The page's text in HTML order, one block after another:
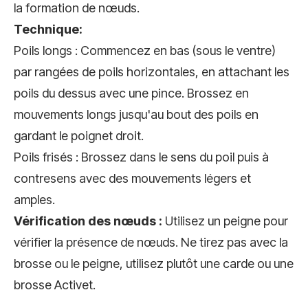
la formation de nœuds.
Technique:
Poils longs : Commencez en bas (sous le ventre)
par rangées de poils horizontales, en attachant les
poils du dessus avec une pince. Brossez en
mouvements longs jusqu'au bout des poils en
gardant le poignet droit.
Poils frisés : Brossez dans le sens du poil puis à
contresens avec des mouvements légers et
amples.
Vérification des nœuds : Utilisez un peigne pour
vérifier la présence de nœuds. Ne tirez pas avec la
brosse ou le peigne, utilisez plutôt une carde ou une
brosse Activet.